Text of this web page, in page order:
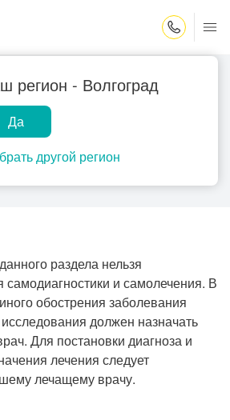
регион - Волгоград
Да
другой регион
Центр помощи
на дому
раздела нельзя
самодиагностики и самолечения. В
обострения заболевания
должен назначать
Для постановки диагноза и
лечения следует
лечащему врачу.